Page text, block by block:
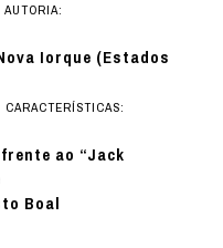
AUTORIA:
Iorque (Estados
CARACTERÍSTICAS:
ao “Jack
Boal